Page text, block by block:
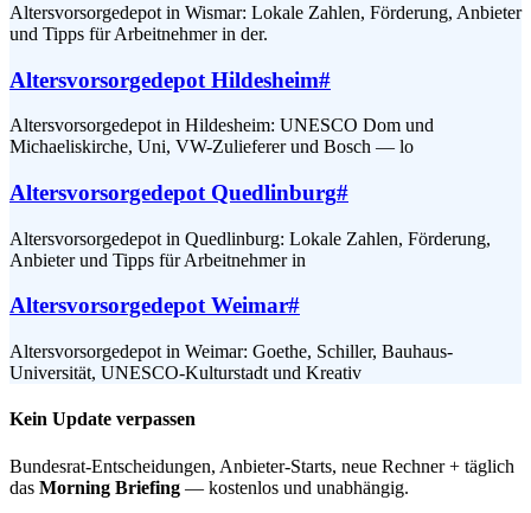
Altersvorsorgedepot in Wismar: Lokale Zahlen, Förderung, Anbieter
und Tipps für Arbeitnehmer in der.
Altersvorsorgedepot Hildesheim#
Altersvorsorgedepot in Hildesheim: UNESCO Dom und
Michaeliskirche, Uni, VW-Zulieferer und Bosch — lo
Altersvorsorgedepot Quedlinburg#
Altersvorsorgedepot in Quedlinburg: Lokale Zahlen, Förderung,
Anbieter und Tipps für Arbeitnehmer in
Altersvorsorgedepot Weimar#
Altersvorsorgedepot in Weimar: Goethe, Schiller, Bauhaus-
Universität, UNESCO-Kulturstadt und Kreativ
Kein Update verpassen
Bundesrat-Entscheidungen, Anbieter-Starts, neue Rechner + täglich
das Morning Briefing — kostenlos und unabhängig.